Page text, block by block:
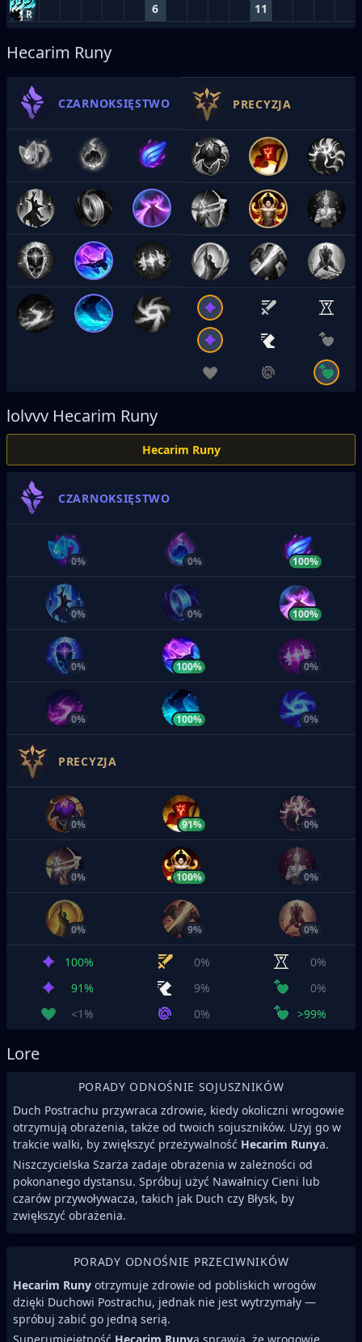
R 6 11
Hecarim Runy
CZARNOKSIĘSTWO PRECYZJA
lolvvv Hecarim Runy
Hecarim Runy
CZARNOKSIĘSTWO
0% 0% 100%
0% 0% 100%
0% 100% 0%
0% 100% 0%
PRECYZJA
0% 91% 0%
0% 100% 0%
0% 9% 0%
100% 0%
0%
91%
9%
0%
<1%
0% >99%
Lore
PORADY ODNOŚNIE SOJUSZNIKÓW
Duch Postrachu przywraca zdrowie, kiedy okoliczni wrogowie
otrzymują obrażenia, także od twoich sojuszników. Użyj go w
trakcie walki, by zwiększyć przeżywalność Hecarim Runya.
Niszczycielska Szarża zadaje obrażenia w zależności od
pokonanego dystansu. Spróbuj użyć Nawałnicy Cieni lub
czarów przywoływacza, takich jak Duch czy Błysk, by
zwiększyć obrażenia.
PORADY ODNOŚNIE PRZECIWNIKÓW
Hecarim Runy otrzymuje zdrowie od pobliskich wrogów
dzięki Duchowi Postrachu, jednak nie jest wytrzymały —
spróbuj zabić go jedną serią.